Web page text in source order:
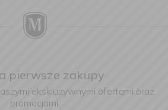
pierwsze zakupy
ekskluzywnymi ofertami oraz
promocjami.